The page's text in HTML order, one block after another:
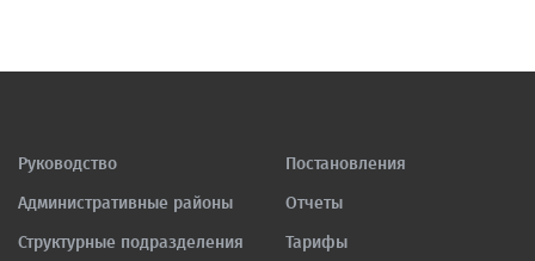
Руководство
Административные районы
Структурные подразделения
Постановления
Отчеты
Тарифы